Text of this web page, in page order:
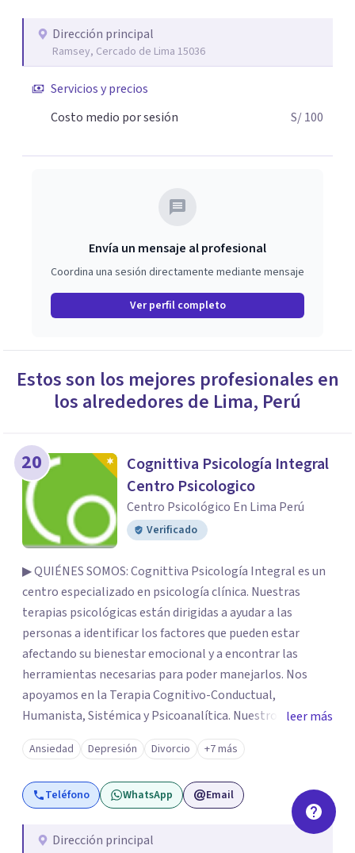
Dirección principal
Ramsey, Cercado de Lima 15036
Servicios y precios
Costo medio por sesión
S/ 100
Envía un mensaje al profesional
Coordina una sesión directamente mediante mensaje
Ver perfil completo
Estos son los mejores profesionales en
los alrededores de Lima, Perú
20
Cognittiva Psicología Integral
Centro Psicologico
Centro Psicológico En Lima Perú
Verificado
▶ QUIÉNES SOMOS: Cognittiva Psicología Integral es un
centro especializado en psicología clínica. Nuestras
terapias psicológicas están dirigidas a ayudar a las
personas a identificar los factores que pueden estar
afectando su bienestar emocional y a encontrar las
herramientas necesarias para poder manejarlos. Nos
apoyamos en la Terapia Cognitivo-Conductual,
Humanista, Sistémica y Psicoanalítica. Nuestros
profesionales tienen una sólida formación y experiencia.
Resaltamos que nuestro trabajo es personalizado; es
decir las estrategias de intervención que utilizamos son
diseñadas para resolver la problemática de cada uno de
nuestros pacientes de manera individual. Nuestros
psicólogos y psicólogas tienen una formación sólida con
leer más
Ansiedad Depresión Divorcio +7 más
Teléfono WhatsApp Email
Dirección principal